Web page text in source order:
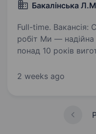
Бакалінська
Full-time. Вакансія: Слюсар механоскладальних
робіт Ми — надійна
понад 10 років
2 weeks ago